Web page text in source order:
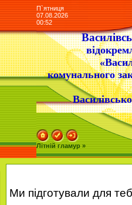
П`ятниця
07.08.2026
00:52
комунального
Літній гламур »
Ми підготували для